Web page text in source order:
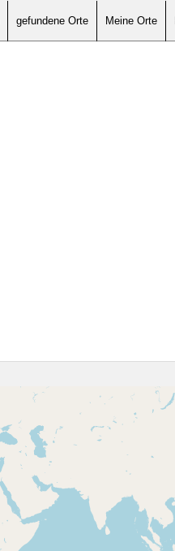
gefundene Orte Meine Orte